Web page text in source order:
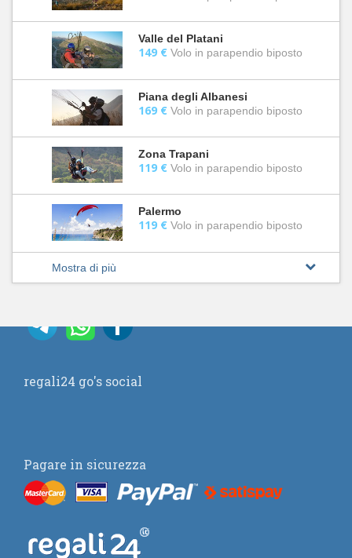
Valle del Platani
149 € Volo in parapendio biposto
Piana degli Albanesi
169 € Volo in parapendio biposto
Zona Trapani
119 € Volo in parapendio biposto
Palermo
119 € Volo in parapendio biposto
Mostra di più
regali24 go's social
Pagare in sicurezza